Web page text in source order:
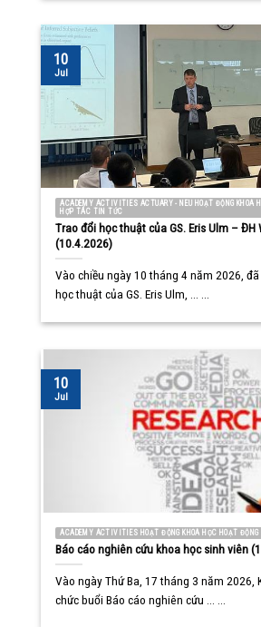
ACADEMY ACTIVITIES ACTUARY - NEU HOẠT ĐỘNG KHOA
HỢP TÁC TIN TỨC
Trao đổi học thuật của GS. Eris Ulm – ĐH
(10.4.2026)
Vào chiều ngày 10 tháng 4 năm 2026,
học thuật của GS. Eris Ulm, ... ...
10
Jul
ACADEMY ACTIVITIES HOẠT ĐỘNG KHOA HỌC HOẠT
Báo cáo nghiên cứu khoa học sinh viên
Vào ngày Thứ Ba, 17 tháng 3 năm 2026,
chức buổi Báo cáo nghiên cứu ... ...
10
Jul